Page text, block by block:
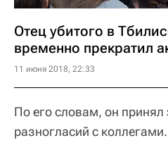
Отец убитого в
временно прекратил
11 июня 2018, 22:33
По его словам, он принял
разногласий с коллегами.